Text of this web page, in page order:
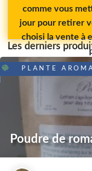
comme vous
jour pour retirer
choisi la vente à
Les derniers
PLANTE
Poudre de